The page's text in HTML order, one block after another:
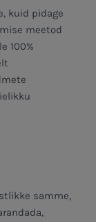
kuid pidage
meetod
100%
samme,